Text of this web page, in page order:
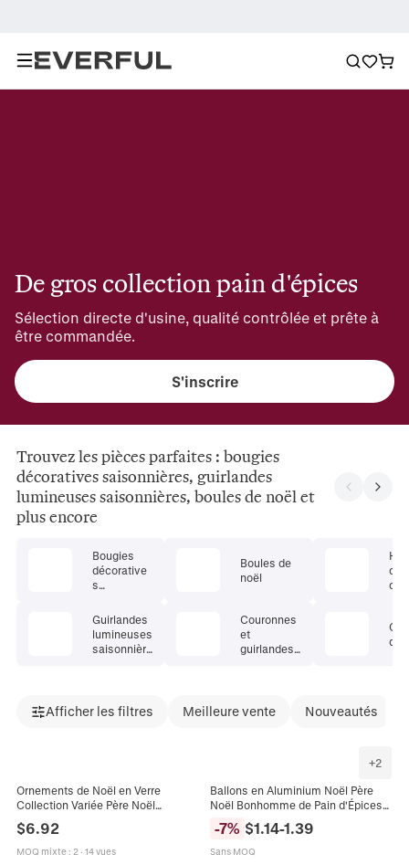
De gros collection pain d'épices
Sélection directe d'usine, qualité contrôlée et prête à
être commandée.
S'inscrire
Trouvez les pièces parfaites : bougies
décoratives saisonnières, guirlandes
lumineuses saisonnières, boules de noël et
plus encore
Bougies
décorative
s
s
Guirlandes
lumineuses
saisonnière
Boules de
noël
Couronnes
et
guirlandes
de
s
de
Afficher les filtres Meilleure vente Nouveautés
Ornements de Noël en Verre
Collection Variée Père Noël
Bonhomme de Neige Pendants
pour Décoration de Sapin Festive
$6.92
MOQ mixte: 2· 14 vues
+2
Ballons en Aluminium Noël Père
Noël Bonhomme de Pain d'Épices
Sapin Étoile Latex pour Décoration
de Fête de Vacances Maison
-7% $1.14-1.39
Sans MOQ